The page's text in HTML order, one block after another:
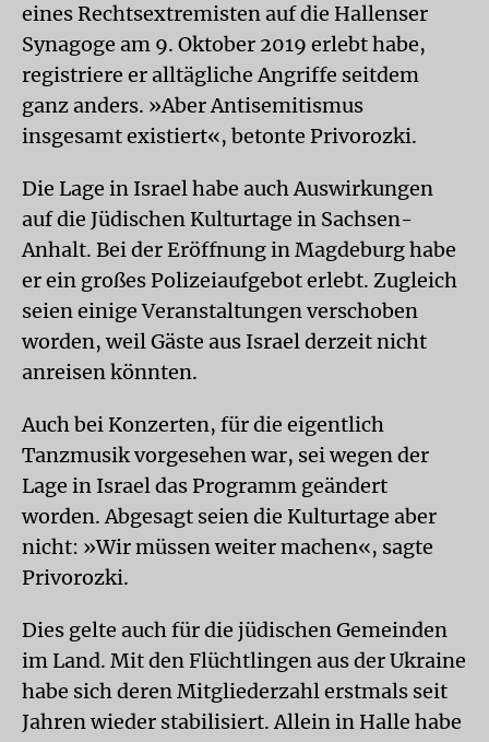
eines Rechtsextremisten auf die Hallenser
Synagoge am 9. Oktober 2019 erlebt habe,
registriere er alltägliche Angriffe seitdem
ganz anders. »Aber Antisemitismus
insgesamt existiert«, betonte Privorozki.
Die Lage in Israel habe auch Auswirkungen
auf die Jüdischen Kulturtage in Sachsen-
Anhalt. Bei der Eröffnung in Magdeburg habe
er ein großes Polizeiaufgebot erlebt. Zugleich
seien einige Veranstaltungen verschoben
worden, weil Gäste aus Israel derzeit nicht
anreisen könnten.
Auch bei Konzerten, für die eigentlich
Tanzmusik vorgesehen war, sei wegen der
Lage in Israel das Programm geändert
worden. Abgesagt seien die Kulturtage aber
nicht: »Wir müssen weiter machen«, sagte
Privorozki.
Dies gelte auch für die jüdischen Gemeinden
im Land. Mit den Flüchtlingen aus der Ukraine
habe sich deren Mitgliederzahl erstmals seit
Jahren wieder stabilisiert. Allein in Halle habe